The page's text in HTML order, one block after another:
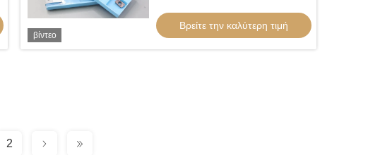
βίντεο
Βρείτε την καλύτερη τιμή
2